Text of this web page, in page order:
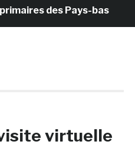
des Pays-bas il y
virtuelle